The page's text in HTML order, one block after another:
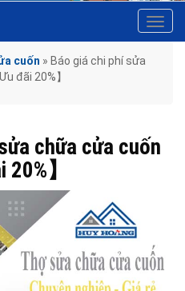
cuốn » Báo giá chi phí sửa
đãi 20%】
chữa cửa cuốn
】